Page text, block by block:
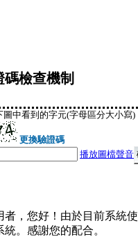
碼檢查機制
圖中看到的字元(字母區分大小寫)
更換驗證碼
播放圖檔聲音
者，您好！由於目前系統
。感謝您的配合。